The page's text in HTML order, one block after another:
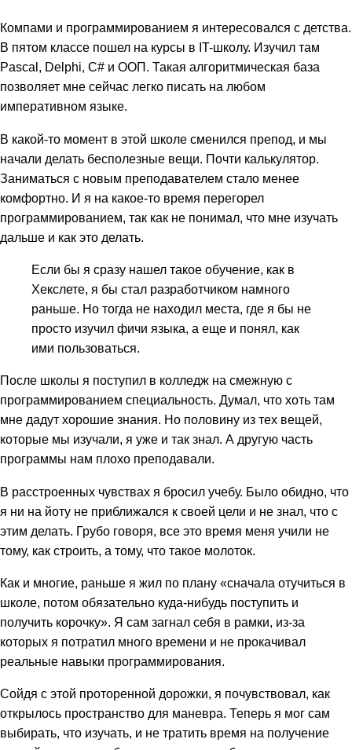
Компами и программированием я интересовался с детства.
В пятом классе пошел на курсы в IT-школу. Изучил там
Pascal, Delphi, C# и ООП. Такая алгоритмическая база
позволяет мне сейчас легко писать на любом
императивном языке.
В какой-то момент в этой школе сменился препод, и мы
начали делать бесполезные вещи. Почти калькулятор.
Заниматься с новым преподавателем стало менее
комфортно. И я на какое-то время перегорел
программированием, так как не понимал, что мне изучать
дальше и как это делать.
Если бы я сразу нашел такое обучение, как в
Хекслете, я бы стал разработчиком намного
раньше. Но тогда не находил места, где я бы не
просто изучил фичи языка, а еще и понял, как
ими пользоваться.
После школы я поступил в колледж на смежную с
программированием специальность. Думал, что хоть там
мне дадут хорошие знания. Но половину из тех вещей,
которые мы изучали, я уже и так знал. А другую часть
программы нам плохо преподавали.
В расстроенных чувствах я бросил учебу. Было обидно, что
я ни на йоту не приближался к своей цели и не знал, что с
этим делать. Грубо говоря, все это время меня учили не
тому, как строить, а тому, что такое молоток.
Как и многие, раньше я жил по плану «сначала отучиться в
школе, потом обязательно куда-нибудь поступить и
получить корочку». Я сам загнал себя в рамки, из-за
которых я потратил много времени и не прокачивал
реальные навыки программирования.
Сойдя с этой проторенной дорожки, я почувствовал, как
открылось пространство для маневра. Теперь я мог сам
выбирать, что изучать, и не тратить время на получение